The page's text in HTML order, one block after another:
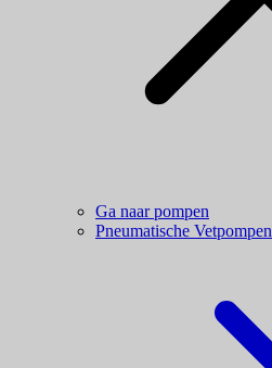
Ga naar pompen
Pneumatische Vetpompen